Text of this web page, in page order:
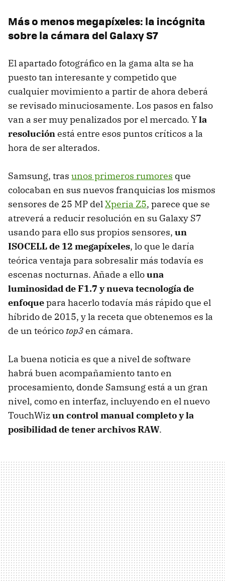
Más o menos megapíxeles: la incógnita
sobre la cámara del Galaxy S7
El apartado fotográfico en la gama alta se ha
puesto tan interesante y competido que
cualquier movimiento a partir de ahora deberá
se revisado minuciosamente. Los pasos en falso
van a ser muy penalizados por el mercado. Yla
resoluciónestá entre esos puntos críticos a la
hora de ser alterados.
Samsung, tras unos primeros rumores que
colocaban en sus nuevos franquicias los mismos
sensores de 25 MP delXperia Z5, parece que se
atreverá a reducir resolución en su Galaxy S7
usando para ello sus propios sensores, un
ISOCELL de 12 megapíxeles, lo que le daría
teórica ventaja para sobresalir más todavía es
escenas nocturnas. Añade a ellouna
luminosidad de F1.7 y nueva tecnología de
enfoquepara hacerlo todavía más rápido que el
híbrido de 2015, y la receta que obtenemos es la
de un teórico top3en cámara.
La buena noticia es que a nivel de software
habrá buen acompañamiento tanto en
procesamiento, donde Samsung está a un gran
nivel, como en interfaz, incluyendo en el nuevo
TouchWizun control manual completo y la
posibilidad de tener archivos RAW.